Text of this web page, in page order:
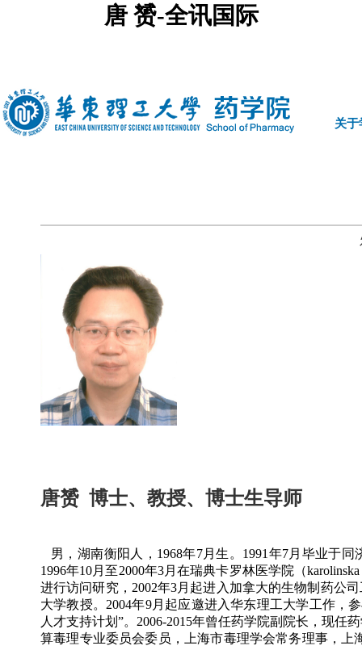
唐 赟-全讯国际
关于
唐赟 博士、教授、博士生导师
男，湖南衡阳人， 1968年7月生。 1991 年7月毕业于同
1996年10月至2000年3月在瑞典卡罗林医学院（
进行访问研究， 2002年3月起进入加拿大的生物制药公
大学教授。 2004年9月起应邀进入华东理工大学工作，
人才支持计划”。 2006-2015年曾任药学院副院长，现任
算毒理专业委员会委员，上海市毒理学会常务理事，